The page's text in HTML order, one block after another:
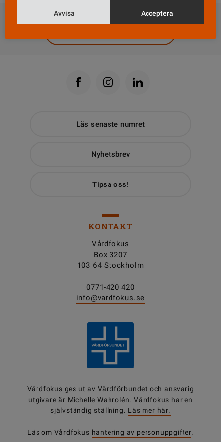
Läs senaste numret
Nyhetsbrev
Tipsa oss!
KONTAKT
Vårdfokus
Box 3207
103 64 Stockholm
0771-420 420
info@vardfokus.se
Vårdfokus ges ut av Vårdförbundet och ansvarig
utgivare är Michelle Wahrolén. Vårdfokus har en
självständig ställning. Läs mer här.
Läs om Vårdfokus hantering av personuppgifter.
Avvisa Acceptera